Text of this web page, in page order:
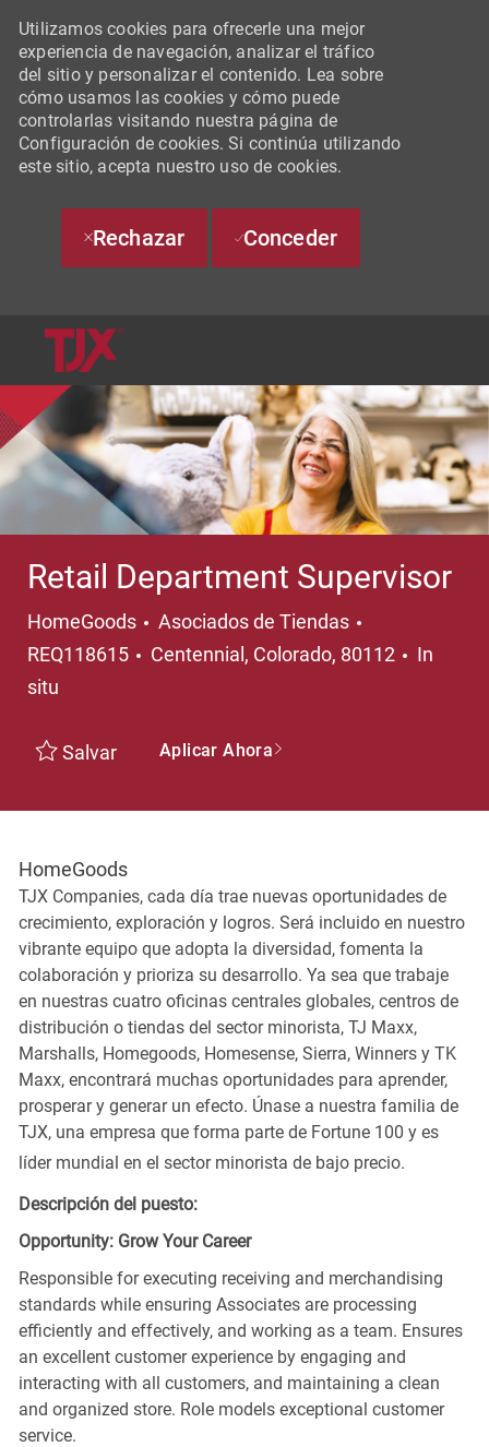
Utilizamos cookies para ofrecerle una mejor
experiencia de navegación, analizar el tráfico
del sitio y personalizar el contenido. Lea sobre
cómo usamos las cookies y cómo puede
controlarlas visitando nuestra página de
Configuración de cookies. Si continúa utilizando
este sitio, acepta nuestro uso de cookies.
Rechazar Conceder
Retail Department Supervisor
HomeGoods Categoría
Asociados de Tiendas
REQ118615
Ubicación
Centennial, Colorado, 80112
In
situ
Salvar Aplicar Ahora
HomeGoods
TJX Companies, cada día trae nuevas oportunidades de
crecimiento, exploración y logros. Será incluido en nuestro
vibrante equipo que adopta la diversidad, fomenta la
colaboración y prioriza su desarrollo. Ya sea que trabaje
en nuestras cuatro oficinas centrales globales, centros de
distribución o tiendas del sector minorista, TJ Maxx,
Marshalls, Homegoods, Homesense, Sierra, Winners y TK
Maxx, encontrará muchas oportunidades para aprender,
prosperar y generar un efecto. Únase a nuestra familia de
TJX, una empresa que forma parte de Fortune 100 y es
líder mundial en el sector minorista de bajo precio.
Descripción del puesto:
Opportunity: Grow Your Career
Responsible for executing receiving and merchandising
standards while ensuring Associates are processing
efficiently and effectively, and working as a team. Ensures
an excellent customer experience by engaging and
interacting with all customers, and maintaining a clean
and organized store. Role models exceptional customer
service.